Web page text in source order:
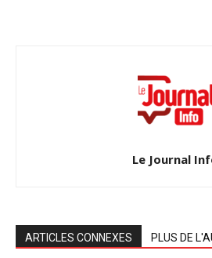
Le Journal
ARTICLES CONNEXES PLUS DE